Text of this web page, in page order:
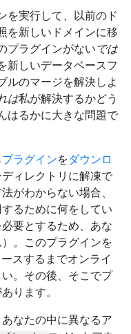
を実行して、以前のド
を新しいドメインに移
プラグインがない では
新しいデータベースフ
ルのマージを解決しよ
は私が解決するかどう
はるかに大きな問題で
プラグインをダウンロ
ディレクトリに解凍で
がわからない場合、
るために何をしてい
要とするため、あな
。このプラグインを
スするまでオンライ
。その後、そこでプ
ります。
なたの中に異なるア